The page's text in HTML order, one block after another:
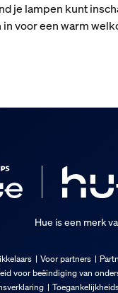
je lampen kunt
in voor een warm
Hue is een merk
Voor partners
voor beëindiging van